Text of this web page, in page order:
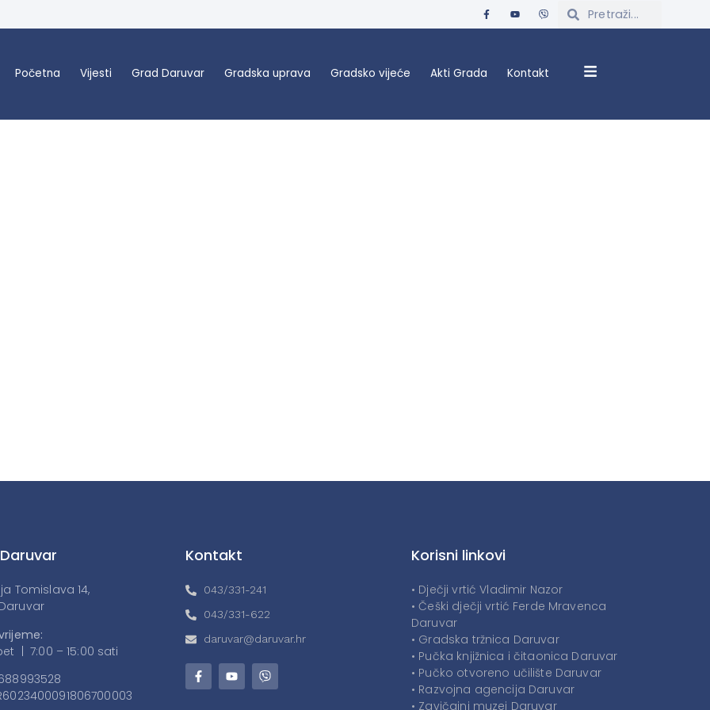
Početna Vijesti Grad Daruvar Gradska uprava Gradsko vijeće Akti Grada Kontakt
Tomislava 14,
| 7:00 – 15:00 sati
Kontakt
043/331-241
043/331-622
daruvar@daruvar.hr
Korisni linkovi
• Dječji vrtić Vladimir Nazor
• Češki dječji vrtić Ferde Mravenca
Daruvar
• Gradska tržnica Daruvar
• Pučka knjižnica i čitaonica Daruvar
• Pučko otvoreno učilište Daruvar
• Razvojna agencija Daruvar
• Zavičajni muzej Daruvar